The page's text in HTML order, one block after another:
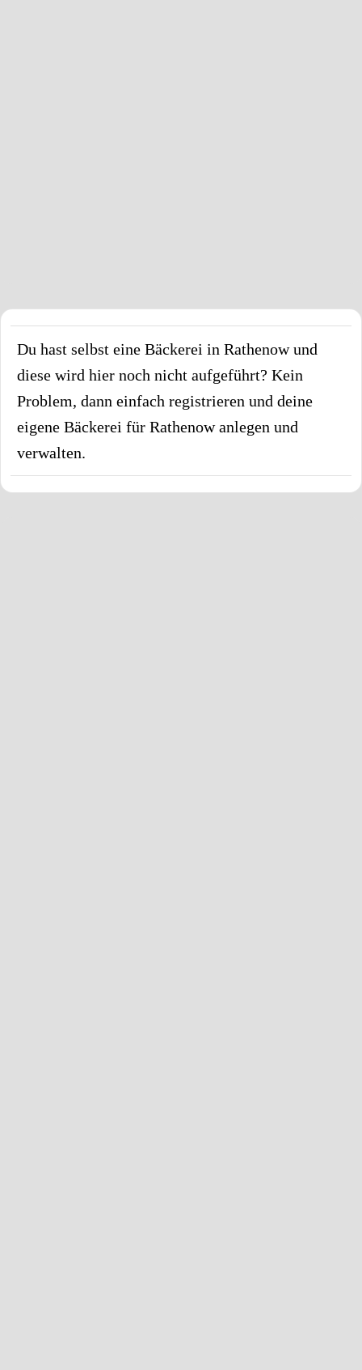
Du hast selbst eine Bäckerei in Rathenowund
diese wird hier noch nicht aufgeführt? Kein
Problem, dann einfach registrieren und deine
eigene Bäckerei für Rathenowanlegen und
verwalten.